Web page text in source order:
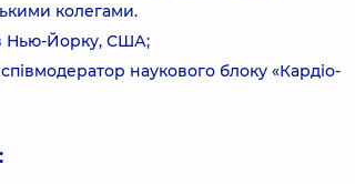
колегами.
в Нью-Йорку, США;
наукового блоку «Кардіо-